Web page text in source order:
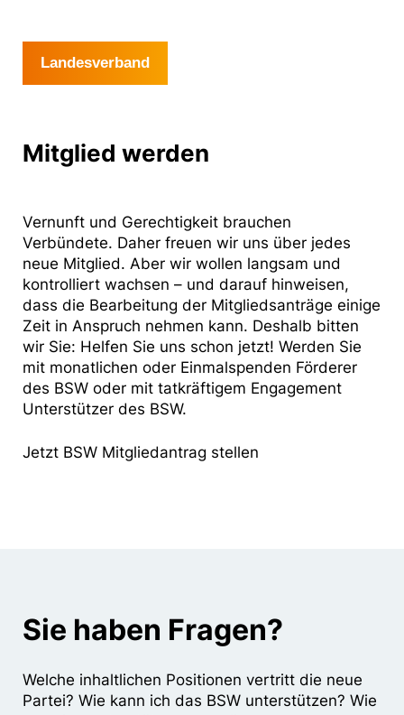
Landesverband
Mitglied werden
Vernunft und Gerechtigkeit brauchen
Verbündete. Daher freuen wir uns über jedes
neue Mitglied. Aber wir wollen langsam und
kontrolliert wachsen – und darauf hinweisen,
dass die Bearbeitung der Mitgliedsanträge einige
Zeit in Anspruch nehmen kann. Deshalb bitten
wir Sie: Helfen Sie uns schon jetzt! Werden Sie
mit monatlichen oder Einmalspenden Förderer
des BSW oder mit tatkräftigem Engagement
Unterstützer des BSW.
Jetzt BSW Mitgliedantrag stellen
Sie haben Fragen?
Welche inhaltlichen Positionen vertritt die neue
Partei? Wie kann ich das BSW unterstützen? Wie